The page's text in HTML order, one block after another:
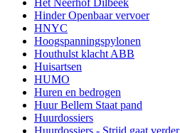
Het Neerhof Dilbeek
Hinder Openbaar vervoer
HNYC
Hoogspanningspylonen
Houthulst klacht ABB
Huisartsen
HUMO
Huren en bedrogen
Huur Bellem Staat pand
Huurdossiers